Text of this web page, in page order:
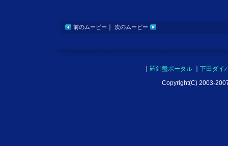
前のムービー 次のムービー
羅針盤ポータル
下田ダイ
Copyright(C) 2003-